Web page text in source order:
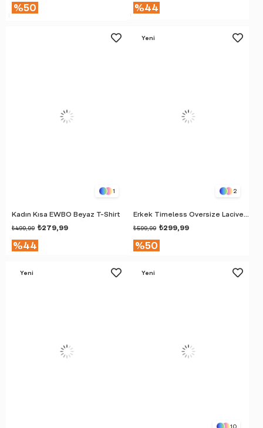
%50 %44
1
Kadın Kısa EWBO Beyaz T-Shirt
₺279,99
₺499,99
%44
2
Erkek Timeless Oversize Lacivert T-Shirt
₺299,99
₺599,99
%50
Yeni
Yeni
Yeni